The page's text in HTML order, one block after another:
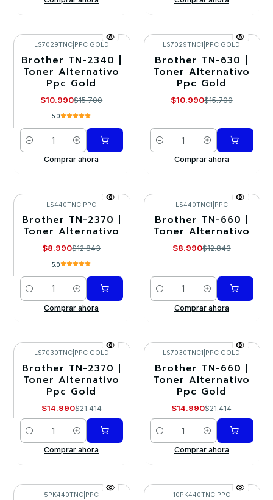
-30%
LS7029TNC| PPC GOLD
Brother TN-2340 |
Toner Alternativo
Ppc Gold
$10.990$15.700
5.0
Cantidad
Comprar ahora
-30%
LS7029TNC1 PPC GOLD
Brother TN-630 |
Toner Alternativo
Ppc Gold
$10.990$15.700
Cantidad
Comprar ahora
-30%
LS440TNC PPC
Brother TN-2370 |
Toner Alternativo
$8.990$12.843
5.0
Cantidad
Comprar ahora
-30%
LS440TNC1 PPC
Brother TN-660 |
Toner Alternativo
$8.990$12.843
Cantidad
Comprar ahora
-30%
LS7030TNC| PPC GOLD
Brother TN-2370 |
Toner Alternativo
Ppc Gold
$14.990$21.414
Cantidad
Comprar ahora
-30%
LS7030TNC1 PPC GOLD
Brother TN-660 |
Toner Alternativo
Ppc Gold
$14.990$21.414
Cantidad
Comprar ahora
5PK440TNC PPC 10PK440TNC| PPC